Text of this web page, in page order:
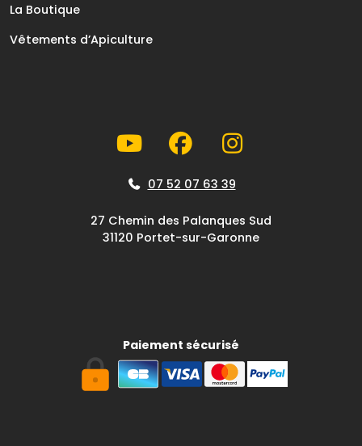
La Boutique
Vêtements d’Apiculture
07 52 07 63 39
27 Chemin des Palanques Sud
31120 Portet-sur-Garonne
Paiement sécurisé